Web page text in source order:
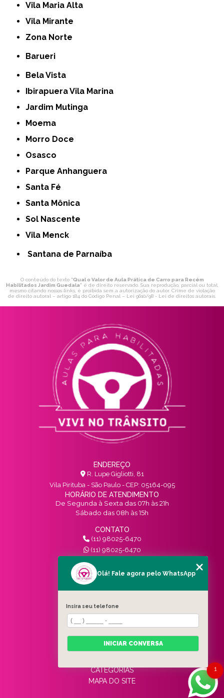
Vila Maria Alta
Vila Mirante
Zona Norte
Barueri
Bela Vista
Ibirapuera Vila Marina
Jardim Mutinga
Moema
Morro Doce
Osasco
Parque Anhanguera
Santa Fé
Santa Mônica
Sol Nascente
Vila Menck
Santana de Parnaíba
O conteúdo do texto "Qual o Valor de Aula Prática de Carro para Recém
Habilitados Jardim Guedala" é de direito reservado. Sua reprodução, parcial ou total,
mesmo citando nossos links, é proibida sem a autorização do autor. Crime de violação
de direito autoral – artigo 184 do Código Penal – Lei 9610/98 - Lei de direitos autorais.
ENDEREÇO
R. Lupe Gigliotti, 81
Vila Pirituba - São Paulo - CEP: 05164-095
HORÁRIO DE ATENDIMENTO
De Segunda à Sexta das 07h às 21h
Sábado das 08h às 15h
CONTATO
(11) 98025-6470
(11) 98025-6470
contato@vivinotransito.com.br
SIGA-NOS!
MENU
HOME
QUEM SOMOS
SERVIÇOS
BLOG
CATEGORIAS
MAPA DO SITE
1
Olá! Fale agora pelo WhatsApp
Insira seu telefone
INICIAR CONVERSA